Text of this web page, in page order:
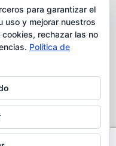
de Valencia -
para garantizar el
uso y mejorar nuestros
rechazar las no
Política de